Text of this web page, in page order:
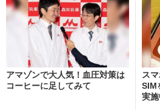
アマゾンで大人気！血圧対策は
コーヒーに足してみて
ス
SIM
実施